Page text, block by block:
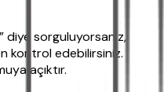
diye sorguluyorsanız,
kontrol edebilirsiniz.
açıktır.